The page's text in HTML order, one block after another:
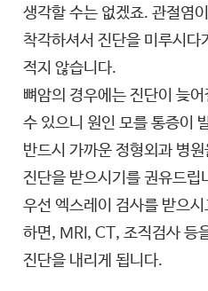
생각할 수는 없겠죠. 관절염
착각하셔서 진단을 미루시다
적지 않습니다.
뼈암의 경우에는 진단이 늦
수 있으니 원인 모를 통증이
반드시 가까운 정형외과 병
진단을 받으시기를 권유드립
우선 엑스레이 검사를 받으
하면, MRI, CT, 조직검사 등
진단을 내리게 됩니다.